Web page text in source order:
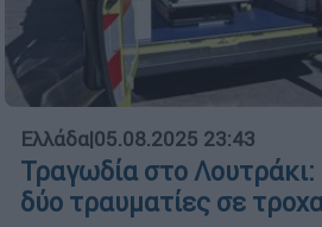
Ελλάδα|05.08.2025 23:43
Τραγωδία στο
δύο τραυματίες σε